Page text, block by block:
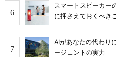
スマートスピーカー
に押さえておくべき
AIがあなたの代わ
ージェントの実力